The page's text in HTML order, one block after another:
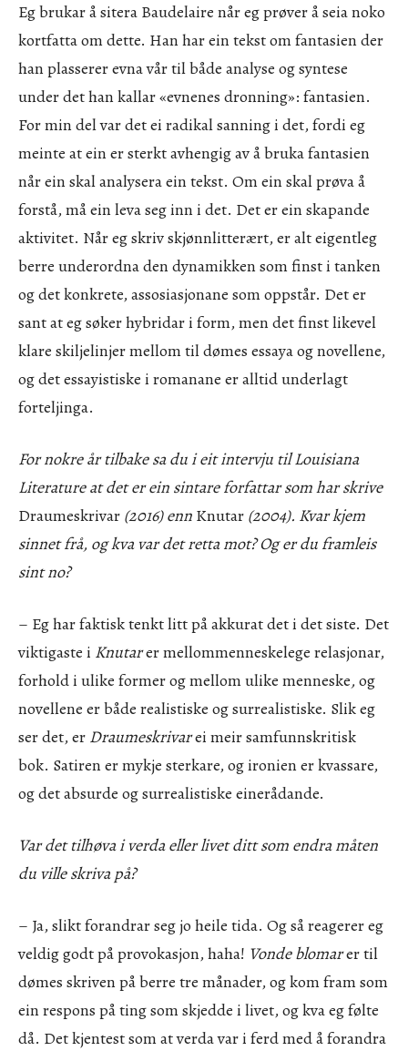
Eg brukar å sitera Baudelaire når eg prøver å seia noko
kortfatta om dette. Han har ein tekst om fantasien der
han plasserer evna vår til både analyse og syntese
under det han kallar «evnenes dronning»: fantasien.
For min del var det ei radikal sanning i det, fordi eg
meinte at ein er sterkt avhengig av å bruka fantasien
når ein skal analysera ein tekst. Om ein skal prøva å
forstå, må ein leva seg inn i det. Det er ein skapande
aktivitet. Når eg skriv skjønnlitterært, er alt eigentleg
berre underordna den dynamikken som finst i tanken
og det konkrete, assosiasjonane som oppstår. Det er
sant at eg søker hybridar i form, men det finst likevel
klare skiljelinjer mellom til dømes essaya og novellene,
og det essayistiske i romanane er alltid underlagt
forteljinga.
For nokre år tilbake sa du i eit intervju til Louisiana
Literature at det er ein sintare forfattar som har skrive
Draumeskrivar (2016) enn Knutar (2004). Kvar kjem
sinnet frå, og kva var det retta mot? Og er du framleis
sint no?
– Eg har faktisk tenkt litt på akkurat det i det siste. Det
viktigaste i Knutarer mellommenneskelege relasjonar,
forhold i ulike former og mellom ulike menneske, og
novellene er både realistiske og surrealistiske. Slik eg
ser det, er Draumeskrivarei meir samfunnskritisk
bok. Satiren er mykje sterkare, og ironien er kvassare,
og det absurde og surrealistiske einerådande.
Var det tilhøva i verda eller livet ditt som endra måten
du ville skriva på?
– Ja, slikt forandrar seg jo heile tida. Og så reagerer eg
veldig godt på provokasjon, haha! Vonde blomarer til
dømes skriven på berre tre månader, og kom fram som
ein respons på ting som skjedde i livet, og kva eg følte
då. Det kjentest som at verda var i ferd med å forandra